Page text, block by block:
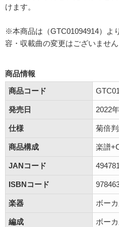
けます。
※本商品は（GTC01094914）よ
容・収載曲の変更はございません
商品情報
商品コード
発売日 2022
仕様 菊倍
商品構成 楽譜
JANコード
ISBNコード
楽器 ボー
編成 ボー